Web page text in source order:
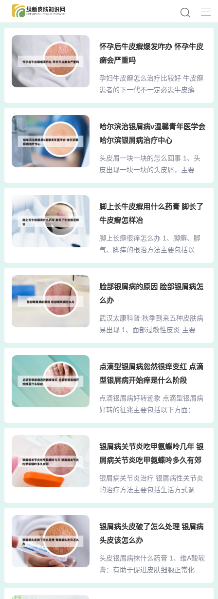
怀孕后牛皮癣爆发咋办 怀孕牛皮
癣会严重吗
孕妇牛皮癣怎么治疗比较好 牛皮癣
患者的下一代不一定必患牛皮癣，
尤其是仅一方患病者，下一代患病
心态、保持心情愉快，科学对待病
情，是受孕的最好准备。分娩3个月
时正处于秋、春季节就更要注意，
注意保持睡眠充足和心情愉快，避
免感冒。外用药物治疗 角质促成
化，常用的有5%～10%水杨酸软
膏、5%～10%煤焦油软膏等，适用
糖皮质激素类：这是最常用的牛皮
癣外用药物，具有抗炎...
哈尔滨治银屑病v温馨青年医学会
哈尔滨银屑病治疗中心
头皮屑一块一块的怎么回事 1、头
皮出现一块一块的头皮屑，主要考
虑以下两种可能性： 脂溢性皮炎脂
之一，属于慢性炎症性皮肤病。其
核心机制是局部皮脂腺分泌旺盛，
（一种亲脂性真菌）的繁殖提供了
条件。2、可能病因：头皮银屑病是
慢性炎症性皮肤病，会导致头皮出
有瘙痒。头皮湿疹由内外因素引
发，表现为红斑、丘疹、水疱、渗
症状。头癣由真菌感染导致，常见
致病菌如犬小孢子菌、断发毛癣...
脚上长牛皮癣用什么药膏 脚长了
牛皮癣怎样冶
脚上长癣很痒怎么办 1、脚癣、脚
气、脚痒的根治方法主要包括以下
几点：抗真菌治疗：脚癣主要由真
真菌。可以使用抗真菌药膏或喷雾
剂，如曲安奈德益康唑乳膏等，按
使用。2、脚气（足癣）出现脱皮、
脚痒症状时，可通过以下措施科学
处理： 保持脚部清洁干燥每日用温
纳垢的部位，洗后彻底擦干。选择
透气性好的鞋袜，如棉质袜子、网
材质的鞋。3、脚上长癣且很痒可能
是足癣、牛皮癣，患者可...
脸部银屑病的原因 脸部银屑病怎
么办
武汉太康科普:秋季到来五种皮肤病
易出现 1、面部过敏性皮炎 主要症
状：脸部干燥有皮屑、明显的干燥
冷风后会加重，甚至导致眼睑水肿
和脸部红肿。原因：立秋后天气变
症，从而引发面部过敏性皮炎。 皮
肤瘙痒症 主要症状：皮肤瘙痒、有
风团、眼皮变得肿胀，常常伴有皮
含有异种蛋白质的食物，当这种特
殊的蛋白质被人体吸收后，会引起
病患者应禁食以下“发物”：食用菌
类：如蘑菇、香...
点滴型银屑病忽然很痒变红 点滴
型银屑病开始痒是什么阶段
点滴银屑病好转迹象 点滴型银屑病
好转的征兆主要包括以下方面： 皮
疹颜色变淡点滴型银屑病初期表现
小红斑，随着病情好转，红斑颜色
会逐渐变浅，从鲜红转为淡红或接
症反应减轻，是病情缓解的直观表
现。点滴型银屑病好转的主要征兆
包括以下方面： 皮疹颜色变淡点滴
色或暗红色斑块，表面覆盖银白色
鳞屑。随着病情好转，红斑颜色会
色，鳞屑厚度和脱落量也会减少。
这一变化提示炎症反应减弱...
银屑病关节炎吃甲氨蝶呤几年 银
屑病关节炎吃甲氨蝶呤多久有郊
银屑病关节炎治疗 银屑病性关节炎
的治疗方法主要包括生活方式调
整、心理干预、物理治疗、药物治
式调整是基础治疗手段。患者需保
持均衡饮食，摄入富含维生素、矿
脂、高糖饮食；适度进行低强度有
氧运动（如散步、游泳）以增强关
节灵活性，同时需戒烟限酒。银屑
银屑病头皮破了怎么处理 银屑病
头皮该怎么办
头皮银屑病抹什么药膏 1、维A酸软
膏：有助于促进皮肤细胞正常化，
减少鳞屑。卡泊三醇：维生素D3衍